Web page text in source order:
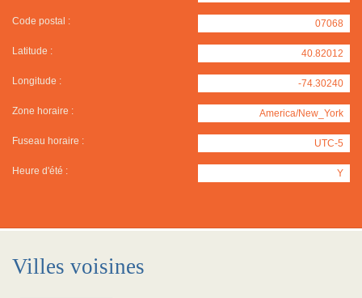
Code postal : 07068
Latitude : 40.82012
Longitude : -74.30240
Zone horaire : America/New_York
Fuseau horaire : UTC-5
Heure d'été : Y
Villes voisines